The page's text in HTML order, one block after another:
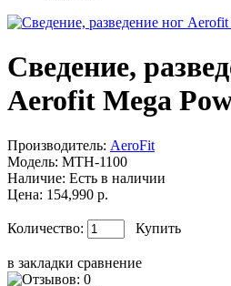
Сведение,
Aerofit Mega
Производитель: AeroFit
Модель: MTH-1100
Наличие: Есть в наличии
Цена: 154,990 р.
Количество: Купить
в закладки сравнение